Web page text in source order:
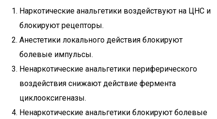
Наркотические анальгетики воздействуют на ЦНС и
блокируют рецепторы.
Анестетики локального действия блокируют
болевые импульсы.
Ненаркотические анальгетики периферического
воздействия снижают действие фермента
циклооксигеназы.
Ненаркотические анальгетики блокируют болевые